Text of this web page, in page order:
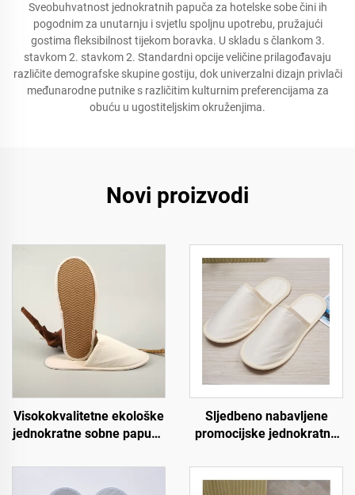
Sveobuhvatnost jednokratnih papuča za hotelske sobe čini ih
pogodnim za unutarnju i svjetlu spoljnu upotrebu, pružajući
gostima fleksibilnost tijekom boravka. U skladu s člankom 3.
stavkom 2. stavkom 2. Standardni opcije veličine prilagođavaju
različite demografske skupine gostiju, dok univerzalni dizajn privlači
međunarodne putnike s različitim kulturnim preferencijama za
obuću u ugostiteljskim okruženjima.
Novi proizvodi
Visokokvalitetne ekološke
jednokratne sobne papuče
oblogom za goste
hotelskih soba
Sljedbeno nabavljene
promocijske jednokratne
papuče za hotele i
zrakoplovstvo za korisnike